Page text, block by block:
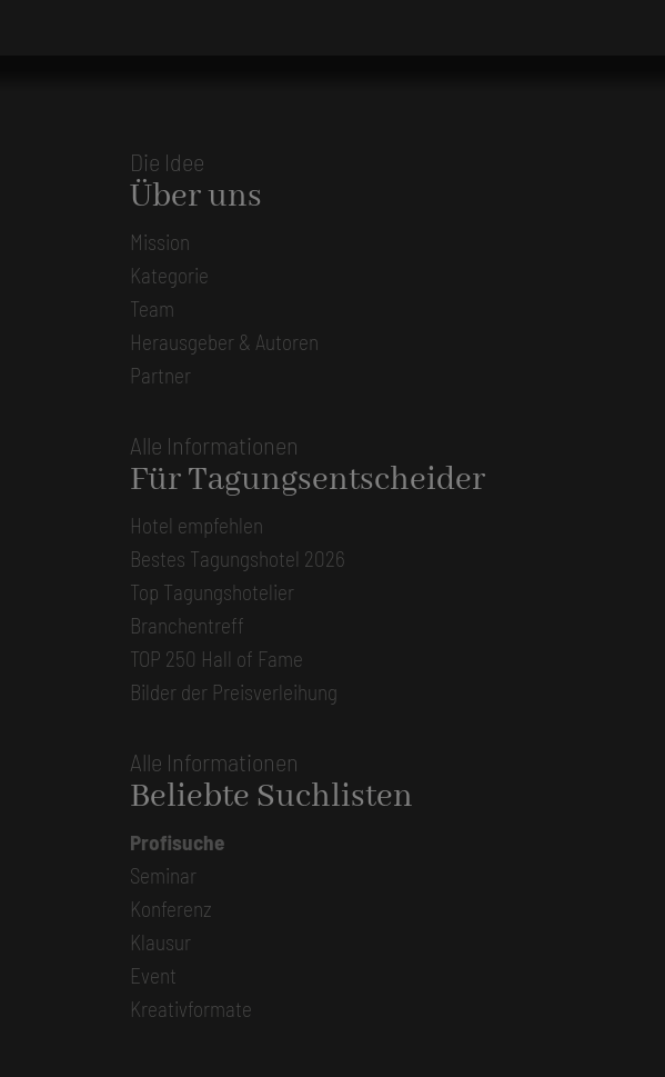
Die Idee
Über uns
Mission
Kategorie
Team
Herausgeber & Autoren
Partner
Alle Informationen
Für Tagungsentscheider
Hotel empfehlen
Bestes Tagungshotel 2026
Top Tagungshotelier
Branchentreff
TOP 250 Hall of Fame
Bilder der Preisverleihung
Alle Informationen
Beliebte Suchlisten
Profisuche
Seminar
Konferenz
Klausur
Event
Kreativformate